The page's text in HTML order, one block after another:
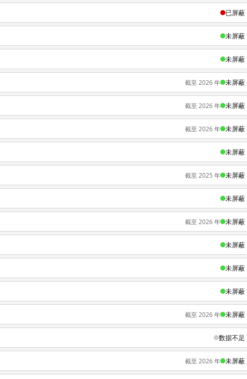
已屏蔽
未屏蔽
未屏蔽
截至 2026 年 未屏蔽
截至 2026 年 未屏蔽
截至 2026 年 未屏蔽
未屏蔽
截至 2025 年 未屏蔽
未屏蔽
截至 2026 年 未屏蔽
未屏蔽
未屏蔽
未屏蔽
截至 2026 年 未屏蔽
数据不足
截至 2026 年 未屏蔽